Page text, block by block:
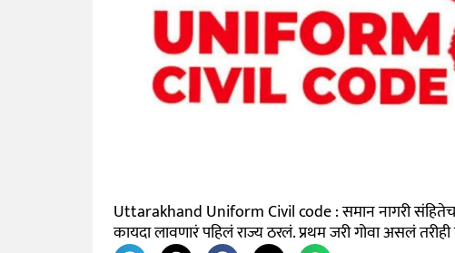
Uttarakhand Uniform Civil code : समान नागरी संहितेचा
कायदा लावणारं पहिलं राज्य ठरलं. प्रथम जरी गोवा असलं तरीही